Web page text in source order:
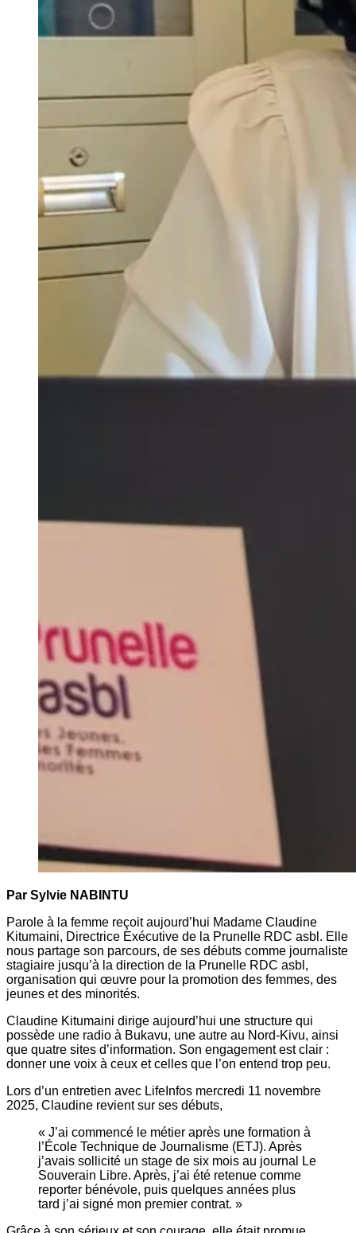
Par Sylvie NABINTU
Parole à la femme reçoit aujourd’hui Madame Claudine
Kitumaini, Directrice Exécutive de la Prunelle RDC asbl. Elle
nous partage son parcours, de ses débuts comme journaliste
stagiaire jusqu’à la direction de la Prunelle RDC asbl,
organisation qui œuvre pour la promotion des femmes, des
jeunes et des minorités.
Claudine Kitumaini dirige aujourd’hui une structure qui
possède une radio à Bukavu, une autre au Nord-Kivu, ainsi
que quatre sites d’information. Son engagement est clair :
donner une voix à ceux et celles que l’on entend trop peu.
Lors d’un entretien avec LifeInfos mercredi 11 novembre
2025, Claudine revient sur ses débuts,
« J’ai commencé le métier après une formation à
l’École Technique de Journalisme (ETJ). Après
j’avais sollicité un stage de six mois au journal Le
Souverain Libre. Après, j’ai été retenue comme
reporter bénévole, puis quelques années plus
tard j’ai signé mon premier contrat. »